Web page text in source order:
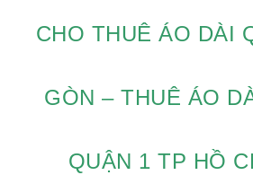
CHO THUÊ ÁO DÀI
GÒN – THUÊ ÁO
QUẬN 1 TP HỒ